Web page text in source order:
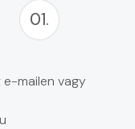
01.
mailen vagy